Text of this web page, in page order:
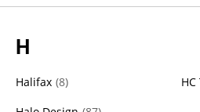
H
Halifax (8)